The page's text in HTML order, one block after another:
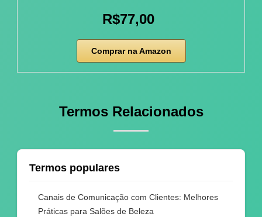
R$77,00
Comprar na Amazon
Termos Relacionados
Termos populares
Canais de Comunicação com Clientes: Melhores
Práticas para Salões de Beleza